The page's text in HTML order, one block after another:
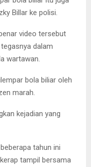
Billar ke polisi.
video tersebut
dalam
wartawan.
bola biliar oleh
marah.
kejadian yang
tahun ini
tampil bersama